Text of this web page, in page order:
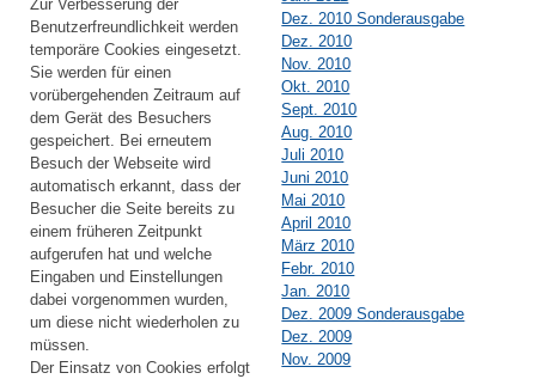
Zur Verbesserung der
Benutzerfreundlichkeit werden
temporäre Cookies eingesetzt.
Sie werden für einen
vorübergehenden Zeitraum auf
dem Gerät des Besuchers
gespeichert. Bei erneutem
Besuch der Webseite wird
automatisch erkannt, dass der
Besucher die Seite bereits zu
einem früheren Zeitpunkt
aufgerufen hat und welche
Eingaben und Einstellungen
dabei vorgenommen wurden,
um diese nicht wiederholen zu
müssen.
Der Einsatz von Cookies erfolgt
Dez. 2010 Sonderausgabe
Dez. 2010
Nov. 2010
Okt. 2010
Sept. 2010
Aug. 2010
Juli 2010
Juni 2010
Mai 2010
April 2010
März 2010
Febr. 2010
Jan. 2010
Dez. 2009 Sonderausgabe
Dez. 2009
Nov. 2009